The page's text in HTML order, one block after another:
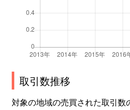
取引数推移
対象の地域の売買された取引